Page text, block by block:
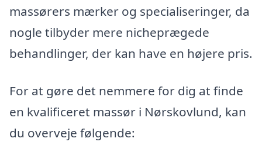
massørers mærker og specialiseringer, da
nogle tilbyder mere nicheprægede
behandlinger, der kan have en højere pris.
For at gøre det nemmere for dig at finde
en kvalificeret massør i Nørskovlund, kan
du overveje følgende: